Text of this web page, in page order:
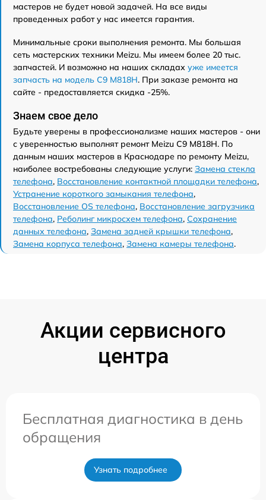
мастеров не будет новой задачей. На все виды
проведенных работ у нас имеется гарантия.
Минимальные сроки выполнения ремонта. Мы большая
сеть мастерских техники Meizu. Мы имеем более 20 тыс.
запчастей. И возможно на наших складах уже имеется
запчасть на модель C9 M818H. При заказе ремонта на
сайте - предоставляется скидка -25%.
Знаем свое дело
Будьте уверены в профессионализме наших мастеров - они
с уверенностью выполнят ремонт Meizu C9 M818H. По
данным наших мастеров в Краснодаре по ремонту Meizu,
наиболее востребованы следующие услуги: Замена стекла
телефона, Восстановление контактной площадки телефона,
Устранение короткого замыкания телефона,
Восстановление OS телефона, Восстановление загрузчика
телефона, Реболинг микросхем телефона, Сохранение
данных телефона, Замена задней крышки телефона,
Замена корпуса телефона, Замена камеры телефона.
Акции сервисного
центра
Бесплатная диагностика в день
обращения
Узнать подробнее